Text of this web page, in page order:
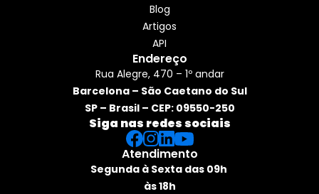
Blog
Artigos
API
Endereço
Rua Alegre, 470 – 1º andar
Barcelona – São Caetano do Sul
SP – Brasil – CEP: 09550-250
Siga nas redes sociais
Atendimento
Segunda à Sexta das 09h
às 18h